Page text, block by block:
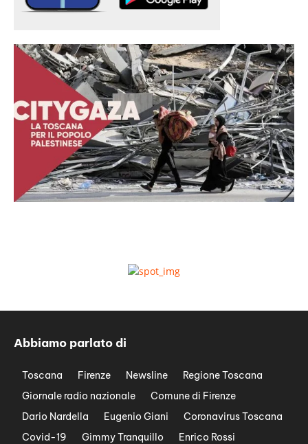
Abbiamo parlato di
Toscana Firenze Newsline
Regione Toscana
Giornale radio nazionale
Comune di Firenze
Dario Nardella
Eugenio Giani
Coronavirus Toscana
Covid-19
Gimmy Tranquillo
Enrico Rossi